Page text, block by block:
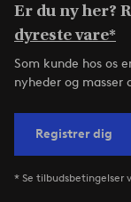
Er du ny her?
dyreste vare*
Som kunde hos os
nyheder og masser
Registrer dig
* Se tilbudsbetingelser